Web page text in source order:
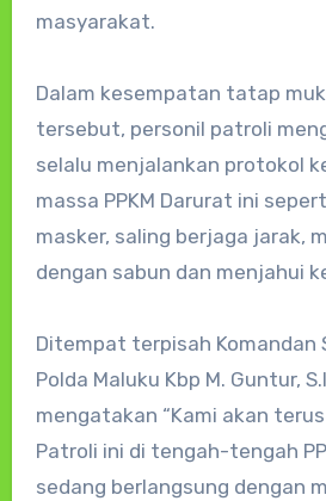
masyarakat.
Dalam kesempatan tatap
tersebut, personil patroli
selalu menjalankan protokol
massa PPKM Darurat ini
masker, saling berjaga jarak,
dengan sabun dan menjahui
Ditempat terpisah Komandan
Polda Maluku Kbp M. Guntur,
mengatakan “Kami akan
Patroli ini di tengah-tengah
sedang berlangsung dengan